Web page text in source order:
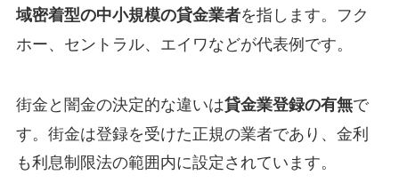
域密着型の中小規模の貸金業者を指します。フク
ホー、セントラル、エイワなどが代表例です。
街金と闇金の決定的な違いは貸金業登録の有無で
す。街金は登録を受けた正規の業者であり、金利
も利息制限法の範囲内に設定されています。